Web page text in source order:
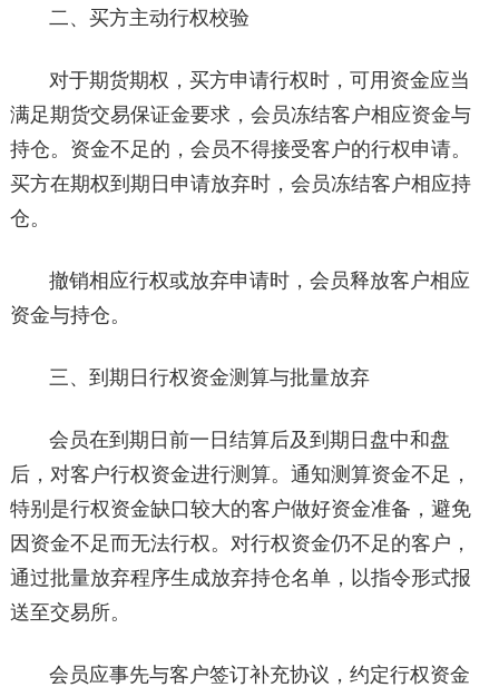
二、买方主动行权校验
对于期货期权，买方申请行权时，可用资金应当
满足期货交易保证金要求，会员冻结客户相应资金与
持仓。资金不足的，会员不得接受客户的行权申请。
买方在期权到期日申请放弃时，会员冻结客户相应持
仓。
撤销相应行权或放弃申请时，会员释放客户相应
资金与持仓。
三、到期日行权资金测算与批量放弃
会员在到期日前一日结算后及到期日盘中和盘
后，对客户行权资金进行测算。通知测算资金不足，
特别是行权资金缺口较大的客户做好资金准备，避免
因资金不足而无法行权。对行权资金仍不足的客户，
通过批量放弃程序生成放弃持仓名单，以指令形式报
送至交易所。
会员应事先与客户签订补充协议，约定行权资金